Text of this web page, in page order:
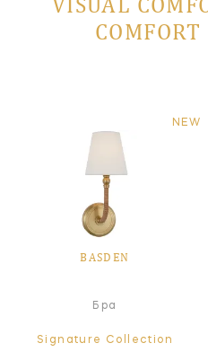
NEW
BASDEN
Бра
Signature Collection